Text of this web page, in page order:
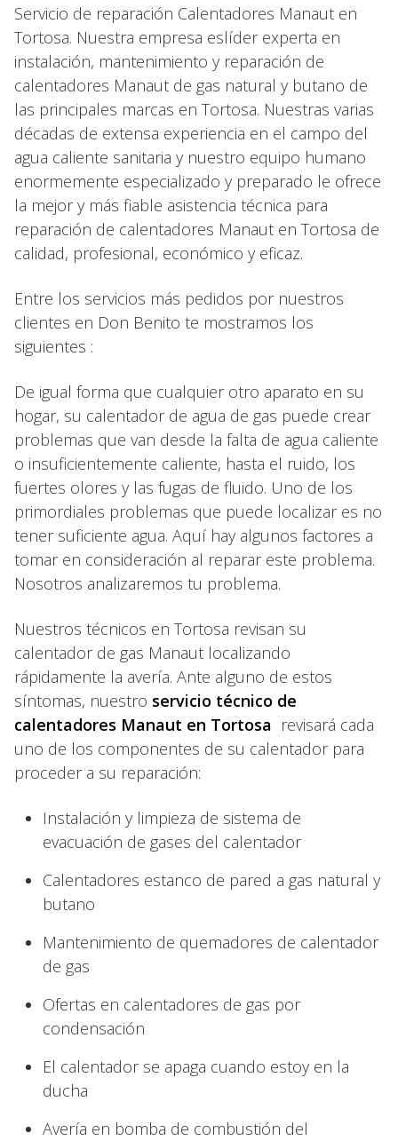
Servicio de reparación Calentadores Manaut en
Tortosa. Nuestra empresa eslíder experta en
instalación, mantenimiento y reparación de
calentadores Manaut de gas natural y butano de
las principales marcas en Tortosa. Nuestras varias
décadas de extensa experiencia en el campo del
agua caliente sanitaria y nuestro equipo humano
enormemente especializado y preparado le ofrece
la mejor y más fiable asistencia técnica para
reparación de calentadores Manaut en Tortosa de
calidad, profesional, económico y eficaz.
Entre los servicios más pedidos por nuestros
clientes en Don Benito te mostramos los
siguientes :
De igual forma que cualquier otro aparato en su
hogar, su calentador de agua de gas puede crear
problemas que van desde la falta de agua caliente
o insuficientemente caliente, hasta el ruido, los
fuertes olores y las fugas de fluido. Uno de los
primordiales problemas que puede localizar es no
tener suficiente agua. Aquí hay algunos factores a
tomar en consideración al reparar este problema.
Nosotros analizaremos tu problema.
Nuestros técnicos en Tortosa revisan su
calentador de gas Manaut localizando
rápidamente la avería. Ante alguno de estos
síntomas, nuestro servicio técnico de
calentadores Manaut en Tortosa revisará cada
uno de los componentes de su calentador para
proceder a su reparación:
Instalación y limpieza de sistema de
evacuación de gases del calentador
Calentadores estanco de pared a gas natural y
butano
Mantenimiento de quemadores de calentador
de gas
Ofertas en calentadores de gas por
condensación
El calentador se apaga cuando estoy en la
ducha
Avería en bomba de combustión del